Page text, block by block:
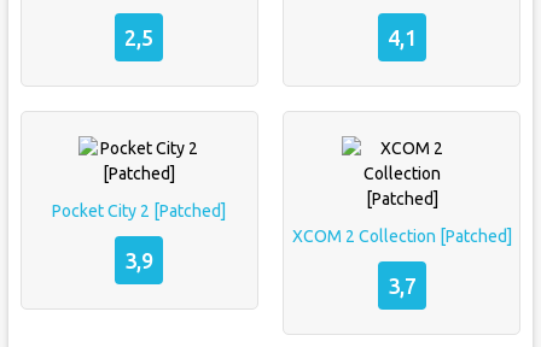
2,5 4,1
Pocket City 2 [Patched]
3,9
XCOM 2 Collection [Patched]
3,7